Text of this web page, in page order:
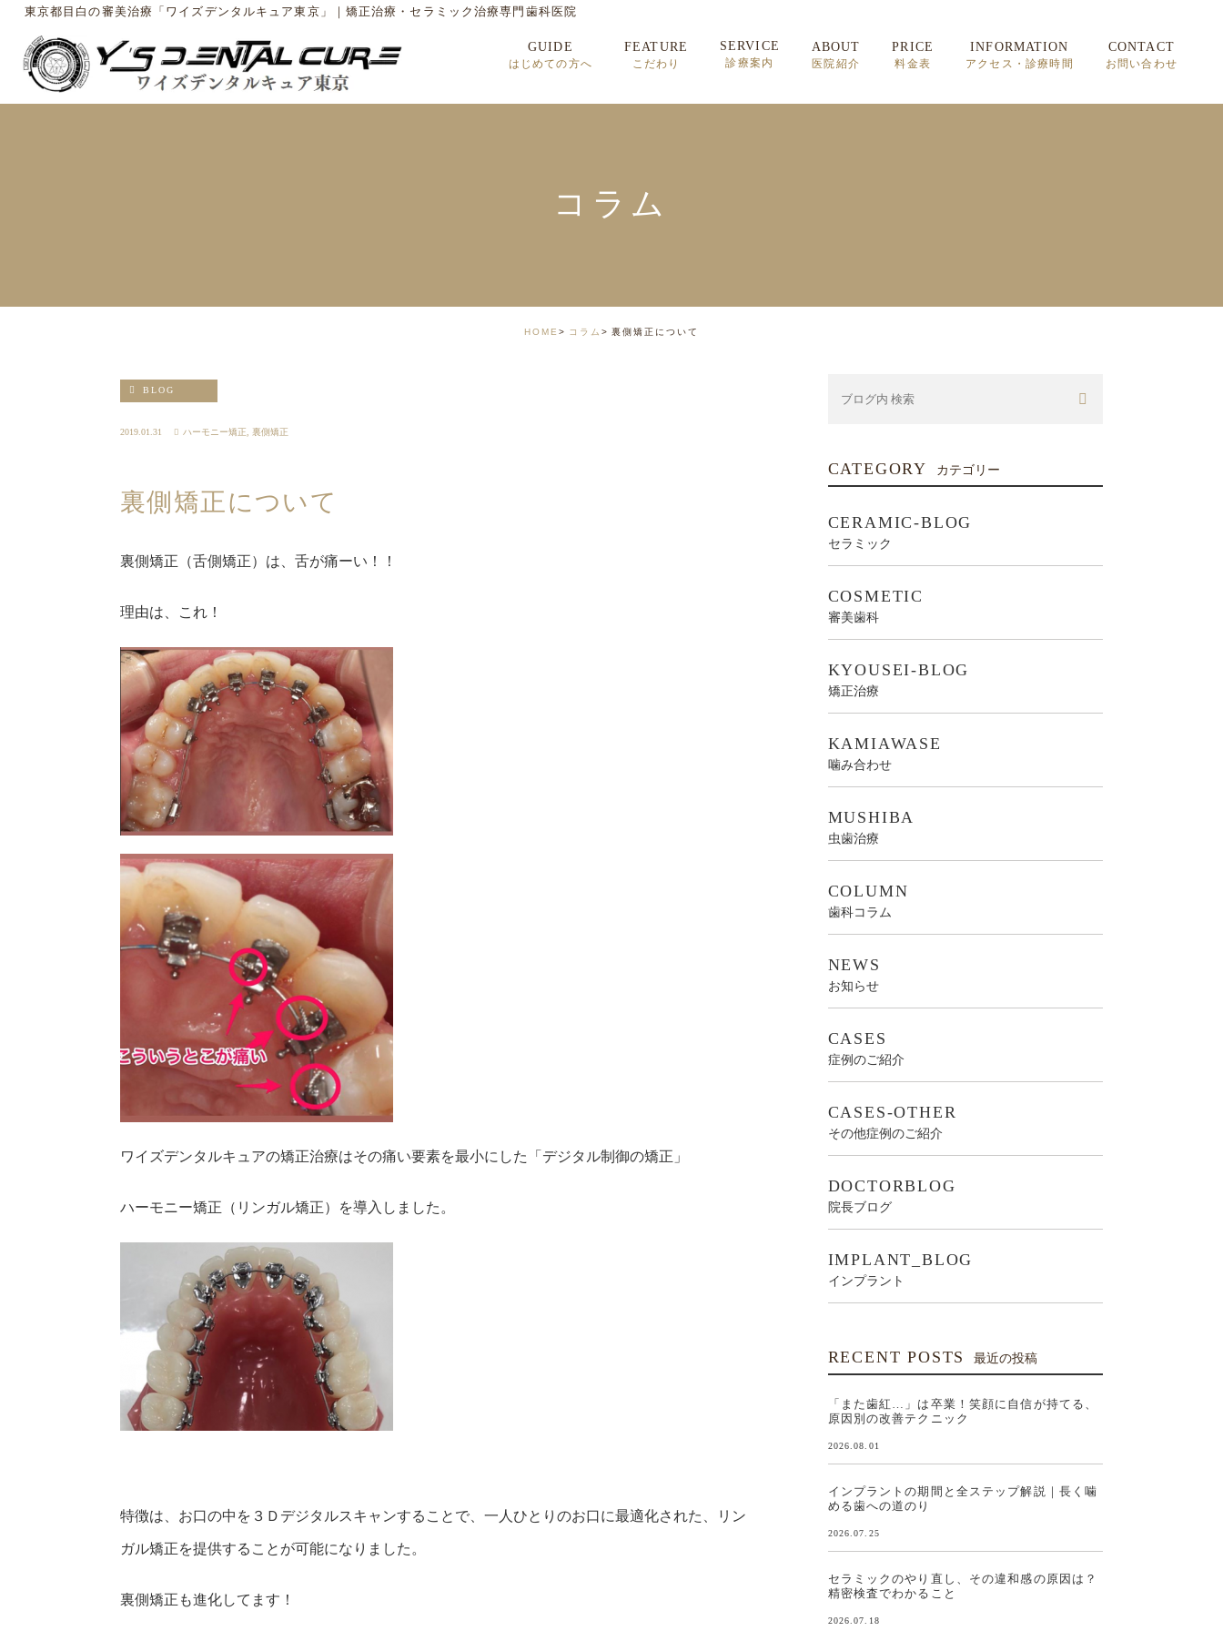
東京都目白の審美治療「ワイズデンタルキュア東京」｜矯正治療・セラミック治療専門歯科医院
GUIDE
はじめての方へ
FEATURE
こだわり
SERVICE
診療案内
ABOUT
医院紹介
PRICE
料金表
INFORMATION
アクセス・診療時間
CONTACT
お問い合わせ
コラム
HOME コラム 裏側矯正について
BLOG
2019.01.31 ハーモニー矯正 裏側矯正
裏側矯正について
裏側矯正（舌側矯正）は、舌が痛ーい！！
理由は、これ！
ワイズデンタルキュアの矯正治療はその痛い要素を最小にした「デジタル制御の矯正」
ハーモニー矯正（リンガル矯正）を導入しました。
特徴は、お口の中を３Ｄデジタルスキャンすることで、一人ひとりのお口に最適化された、リン
ガル矯正を提供することが可能になりました。
裏側矯正も進化してます！
CATEGORY カテゴリー
CERAMIC-BLOG
セラミック
COSMETIC
審美歯科
KYOUSEI-BLOG
矯正治療
KAMIAWASE
噛み合わせ
MUSHIBA
虫歯治療
COLUMN
歯科コラム
NEWS
お知らせ
CASES
症例のご紹介
CASES-OTHER
その他症例のご紹介
DOCTORBLOG
院長ブログ
IMPLANT_BLOG
インプラント
RECENT POSTS 最近の投稿
「また歯紅…」は卒業！笑顔に自信が持てる、
原因別の改善テクニック
2026.08.01
インプラントの期間と全ステップ解説｜長く噛
める歯への道のり
2026.07.25
セラミックのやり直し、その違和感の原因は？
精密検査でわかること
2026.07.18